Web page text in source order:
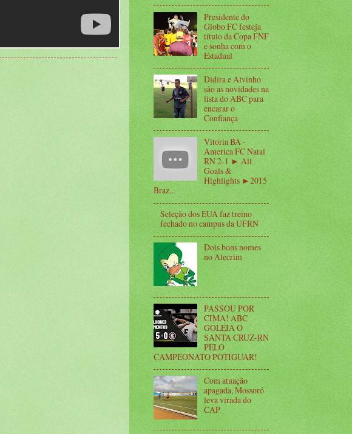
Presidente do
Globo FC festeja
título da Copa FNF
e sonha com o
Estadual
Didira e Alvinho
são as novidades na
lista do ABC para
encarar o
Confiança
Vitoria BA -
America FC Natal
RN 2-1 ► All
Goals &
Highlights ►2015
Braz...
Seleção dos EUA faz treino
fechado no campus da UFRN
Dois bons nomes
no Alecrim
PASSOU POR
CIMA! ABC
GOLEIA O
SANTA CRUZ-RN
PELO
CAMPEONATO POTIGUAR!
Com atuação
apagada, Mossoró
leva virada do
CAP